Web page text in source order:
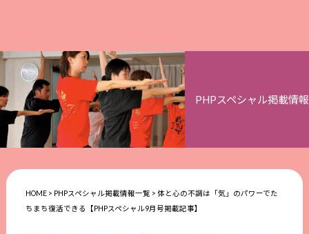
PHPスペシャル掲載情報
HOME> PHPスペシャル掲載情報一覧 > 体と心の不調は「気」のパワーでた
ちまち復活できる【PHPスペシャル9月号掲載記事】